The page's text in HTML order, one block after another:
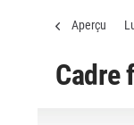
Aperçu
Cadre